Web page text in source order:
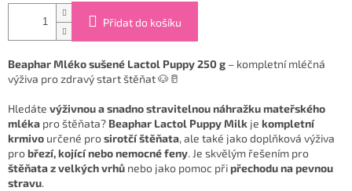
Přidat do košíku
Beaphar Mléko sušené Lactol Puppy 250 g – kompletní mléčná
výživa pro zdravý start štěňat 🐶🥛
Hledáte výživnou a snadno stravitelnou náhražku mateřského
mléka pro štěňata? Beaphar Lactol Puppy Milk je kompletní
krmivo určené prosirotčí štěňata, ale také jako doplňková výživa
probřezí, kojící nebo nemocné feny. Je skvělým řešením pro
štěňata z velkých vrhů nebo jako pomoc připřechodu na pevnou
stravu.